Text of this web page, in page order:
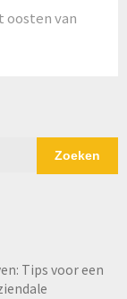
oosten van
Zoeken
Tips voor een